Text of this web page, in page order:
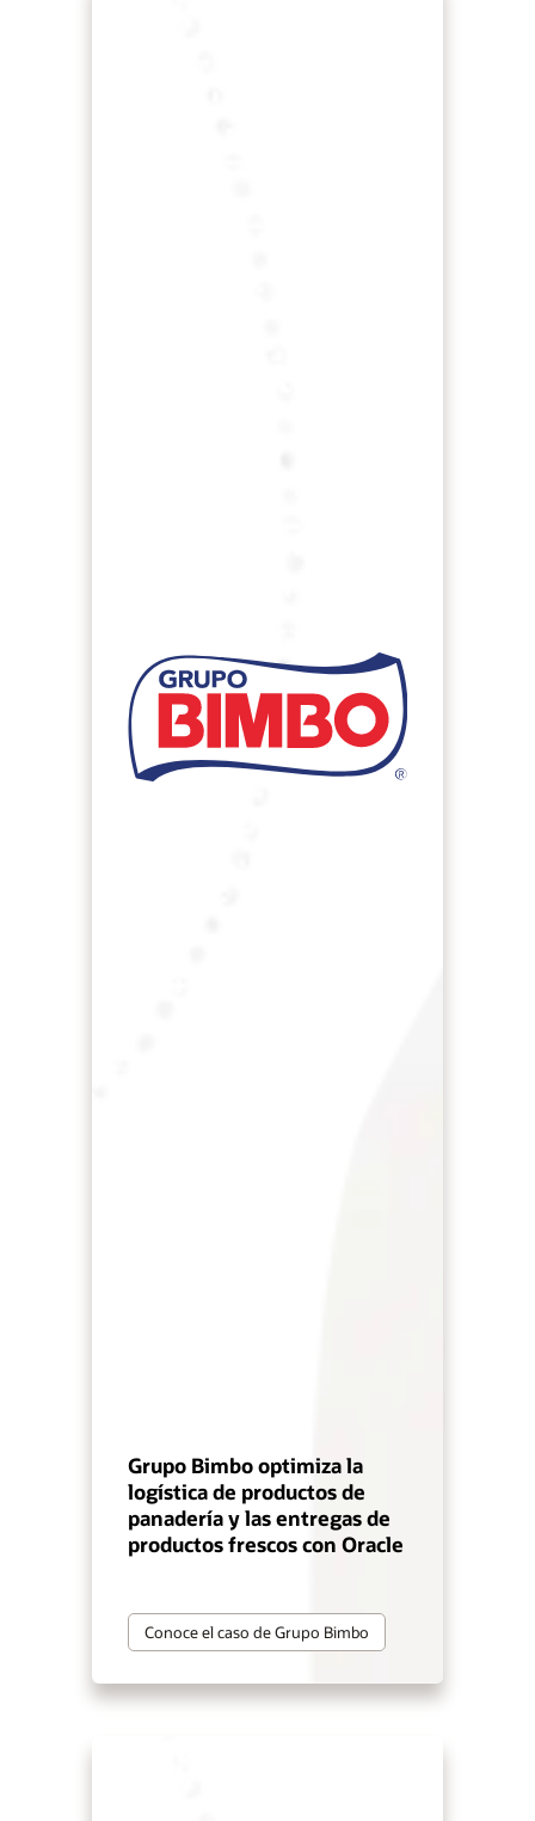
Grupo Bimbo optimiza la
logística de productos de
panadería y las entregas de
productos frescos con Oracle
Conoce el caso de Grupo Bimbo